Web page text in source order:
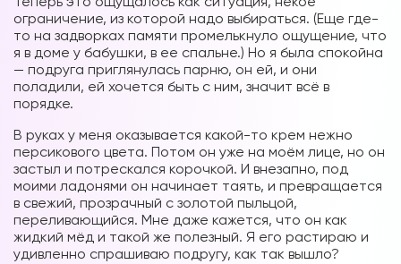
ограничение, из которой надо выбираться. (Еще где-
то на задворках памяти промелькнуло ощущение, что
я в доме у бабушки, в ее спальне.) Но я была спокойна
— подруга приглянулась парню, он ей, и они
поладили, ей хочется быть с ним, значит всё в
порядке.
В руках у меня оказывается какой-то крем нежно
персикового цвета. Потом он уже на моём лице, но он
застыл и потрескался корочкой. И внезапно, под
моими ладонями он начинает таять, и превращается
в свежий, прозрачный с золотой пыльцой,
переливающийся. Мне даже кажется, что он как
жидкий мёд и такой же полезный. Я его растираю и
удивленно спрашиваю подругу, как так вышло?